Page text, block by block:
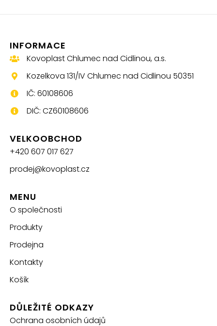
INFORMACE
Kovoplast Chlumec nad Cidlinou, a.s.
Kozelkova 131/IV Chlumec nad Cidlinou 50351
IČ: 60108606
DIČ: CZ60108606
VELKOOBCHOD
+420 607 017 627
prodej@kovoplast.cz
MENU
O společnosti
Produkty
Prodejna
Kontakty
Košík
DŮLEŽITÉ ODKAZY
Ochrana osobních údajů